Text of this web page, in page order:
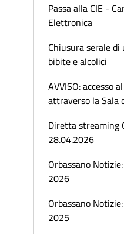
Passa alla CIE -
Elettronica
Chiusura serale
bibite e alcolici
AVVISO: accesso
attraverso la Sala
Diretta streaming
28.04.2026
Orbassano
2026
Orbassano
2025